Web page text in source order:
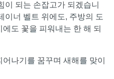
되는 손잡고가 되겠습니
이너 벨트 위에도, 주방의 도
도 꽃을 피워내는 한 해 되
나기를 꿈꾸며 새해를 맞이